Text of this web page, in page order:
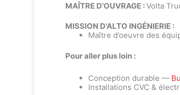
MAÎTRE D’OUVRAGE :Volta
MISSION D'ALTO INGÉNIERIE :
Maître d’oeuvre des
Pour aller plus loin :
Conception durable —
Installations CVC &